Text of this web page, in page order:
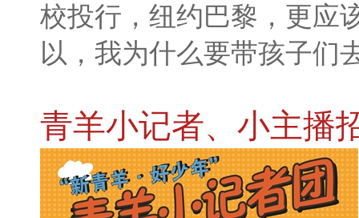
校投行，纽约巴黎，更
以，我为什么要带孩子们
青羊小记者、小主播